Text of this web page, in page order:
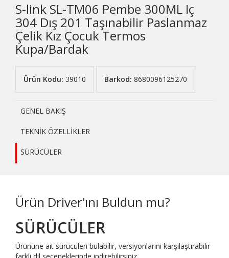
S-link SL-TM06 Pembe 300ML Iç
304 Dış 201 Taşınabilir Paslanmaz
Çelik Kız Çocuk Termos
Kupa/Bardak
Ürün Kodu: 39010 Barkod: 8680096125270
GENEL BAKIŞ
TEKNİK ÖZELLİKLER
SÜRÜCÜLER
Ürün Driver'ını Buldun mu?
SÜRÜCÜLER
Ürününe ait sürücüleri bulabilir, versiyonlarini karşılaştırabilir